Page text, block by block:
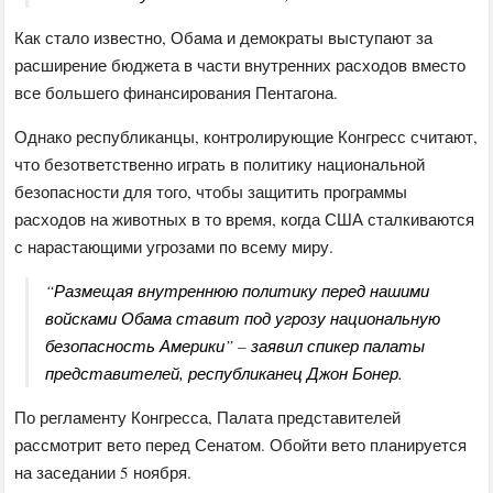
Как стало известно, Обама и демократы выступают за
расширение бюджета в части внутренних расходов вместо
все большего финансирования Пентагона.
Однако республиканцы, контролирующие Конгресс считают,
что безответственно играть в политику национальной
безопасности для того, чтобы защитить программы
расходов на животных в то время, когда США сталкиваются
с нарастающими угрозами по всему миру.
“Размещая внутреннюю политику перед нашими
войсками Обама ставит под угрозу национальную
безопасность Америки” – заявил спикер палаты
представителей, республиканец Джон Бонер.
По регламенту Конгресса, Палата представителей
рассмотрит вето перед Сенатом. Обойти вето планируется
на заседании 5 ноября.